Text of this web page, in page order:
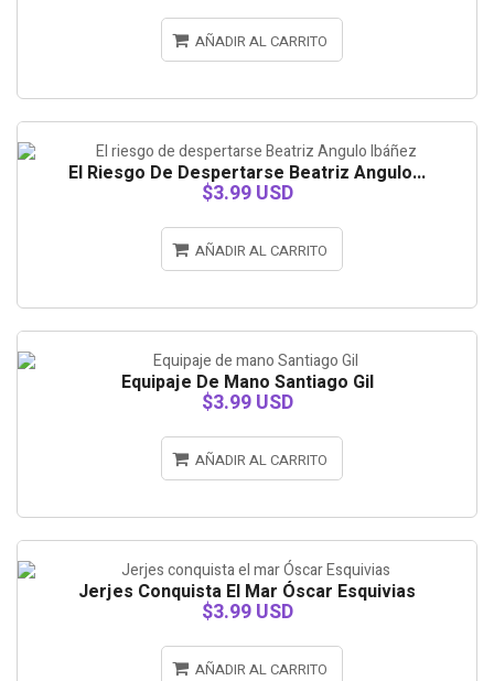
AÑADIR AL CARRITO
El Riesgo De Despertarse Beatriz Angulo...
$3.99 USD
AÑADIR AL CARRITO
Equipaje De Mano Santiago Gil
$3.99 USD
AÑADIR AL CARRITO
Jerjes Conquista El Mar Óscar Esquivias
$3.99 USD
AÑADIR AL CARRITO